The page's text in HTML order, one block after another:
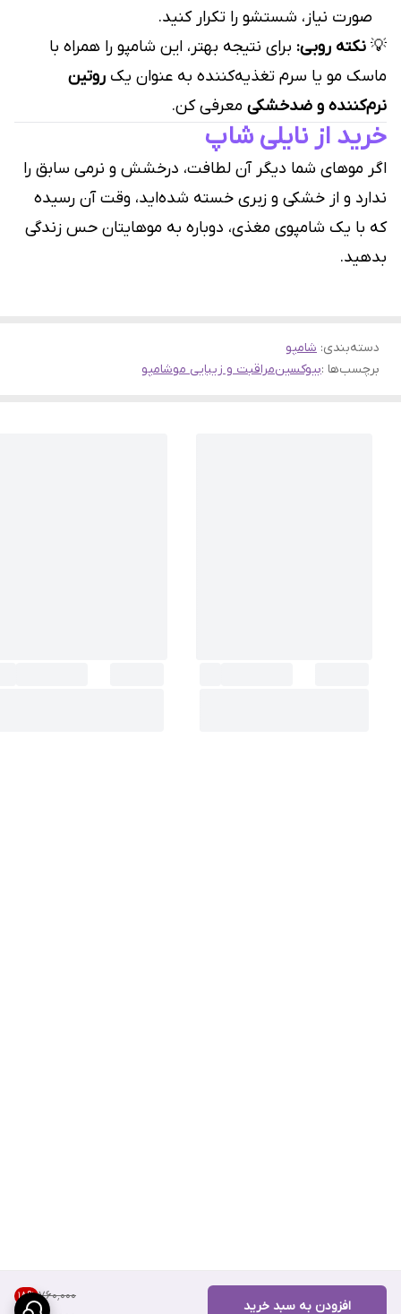
۷۶۰٬۰۰۰ 18%
افزودن به سبد خرید
صورت نیاز، شستشو را تکرار کنید.
💡 نکته روبی: برای نتیجه بهتر، این شامپو را همراه با
ماسک مو یا سرم تغذیه‌کننده به عنوان یک روتین
نرم‌کننده و ضدخشکی معرفی کن.
خرید از نایلی شاپ
اگر موهای شما دیگر آن لطافت، درخشش و نرمی سابق را
ندارد و از خشکی و زبری خسته شده‌اید، وقت آن رسیده
که با یک شامپوی مغذی، دوباره به موهایتان حس زندگی
بدهید.
دسته‌بندی: شامپو
برچسب‌ها :بیوکسینمراقبت و زیبایی موشامپو